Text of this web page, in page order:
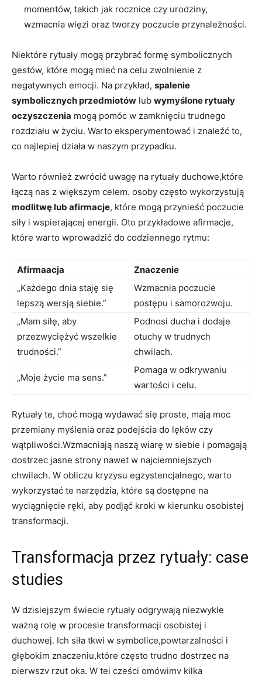
momentów, takich jak rocznice czy urodziny,
wzmacnia więzi oraz tworzy poczucie przynależności.
Niektóre rytuały mogą przybrać formę symbolicznych
gestów, które mogą mieć na celu zwolnienie z
negatywnych emocji. Na przykład, spalenie
symbolicznych przedmiotów lub wymyślone rytuały
oczyszczenia mogą pomóc w zamknięciu trudnego
rozdziału w życiu. Warto eksperymentować i znaleźć to,
co najlepiej działa w naszym przypadku.
Warto również zwrócić uwagę na rytuały duchowe,które
łączą nas z większym celem. osoby często wykorzystują
modlitwę lub afirmacje, które mogą przynieść poczucie
siły i wspierającej energii. Oto przykładowe afirmacje,
które warto wprowadzić do codziennego rytmu:
Afirmaacja
Znaczenie
„Każdego dnia staję się
lepszą wersją siebie.”
Wzmacnia poczucie
postępu i samorozwoju.
„Mam siłę, aby
przezwyciężyć wszelkie
trudności.”
Podnosi ducha i dodaje
otuchy w trudnych
chwilach.
„Moje życie ma sens.”
Pomaga w odkrywaniu
wartości i celu.
Rytuały te, choć mogą wydawać się proste, mają moc
przemiany myślenia oraz podejścia do lęków czy
wątpliwości.Wzmacniają naszą wiarę w siebie i pomagają
dostrzec jasne strony nawet w najciemniejszych
chwilach. W obliczu kryzysu egzystencjalnego, warto
wykorzystać te narzędzia, które są dostępne na
wyciągnięcie ręki, aby podjąć kroki w kierunku osobistej
transformacji.
Transformacja przez rytuały: case
studies
W dzisiejszym świecie rytuały odgrywają niezwykle
ważną rolę w procesie transformacji osobistej i
duchowej. Ich siła tkwi w symbolice,powtarzalności i
głębokim znaczeniu,które często trudno dostrzec na
pierwszy rzut oka. W tej części omówimy kilka